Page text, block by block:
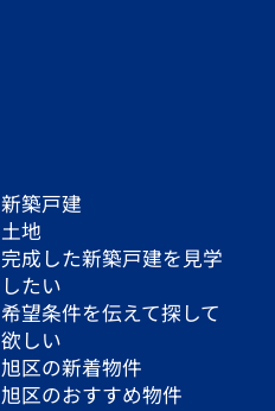
新築戸建
土地
完成した新築戸建を見学
したい
希望条件を伝えて探して
欲しい
旭区の新着物件
旭区のおすすめ物件